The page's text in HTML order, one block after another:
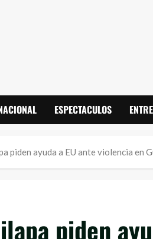
ESPECTACULOS
piden ayuda a EU ante violencia en
piden